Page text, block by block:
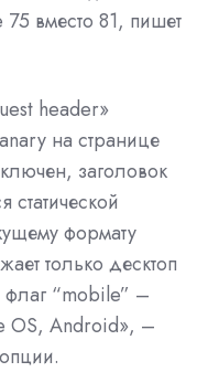
вместо 81, пишет
header»
на странице
заголовок
статической
формату
только десктоп
“mobile” –
OS, Android», –